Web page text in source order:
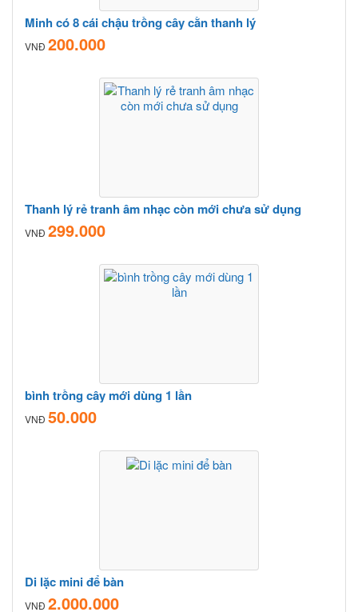
Minh có 8 cái chậu trồng cây cằn thanh lý
VNĐ 200.000
Thanh lý rẻ tranh âm nhạc còn mới chưa sử dụng
VNĐ 299.000
bình trồng cây mới dùng 1 lần
VNĐ 50.000
Di lặc mini để bàn
VNĐ 2.000.000